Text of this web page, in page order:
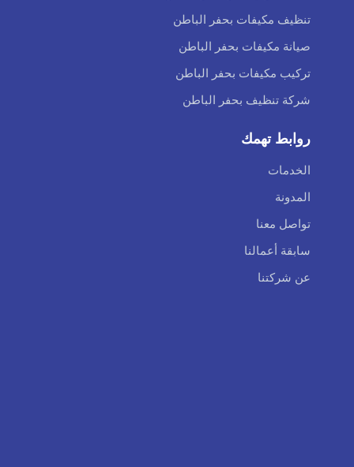
تنظيف مكيفات بحفر الباطن
صيانة مكيفات بحفر الباطن
تركيب مكيفات بحفر الباطن
شركة تنظيف بحفر الباطن
روابط تهمك
الخدمات
المدونة
تواصل معنا
سابقة أعمالنا
عن شركتنا